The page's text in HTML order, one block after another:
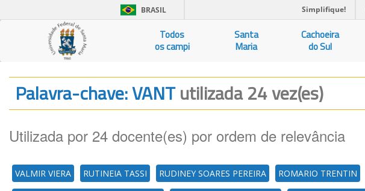
BRASIL Simplifique!
Todos
os campi
Santa
Maria
Cachoeira
do Sul
Palavra-chave: VANTutilizada 24 vez(es)
Utilizada por 24 docente(es) por ordem de relevância
VALMIR VIERA RUTINEIA TASSI RUDINEY SOARES PEREIRA ROMARIO TRENTIN